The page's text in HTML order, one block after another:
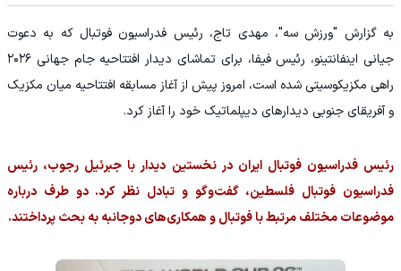
به گزارش "ورزش سه"، مهدی تاج، رئیس فدراسیون فوتبال که به دعوت
جیانی اینفانتینو، رئیس فیفا، برای تماشای دیدار افتتاحیه جام جهانی ۲۰۲۶
راهی مکزیکوسیتی شده است، امروز پیش از آغاز مسابقه افتتاحیه میان مکزیک
و آفریقای جنوبی دیدارهای دیپلماتیک خود را آغاز کرد.
رئیس فدراسیون فوتبال ایران در نخستین دیدار با جبرئیل رجوب، رئیس
فدراسیون فوتبال فلسطین، گفت‌وگو و تبادل نظر کرد. دو طرف درباره
موضوعات مختلف مرتبط با فوتبال و همکاری‌های دوجانبه به بحث پرداختند.